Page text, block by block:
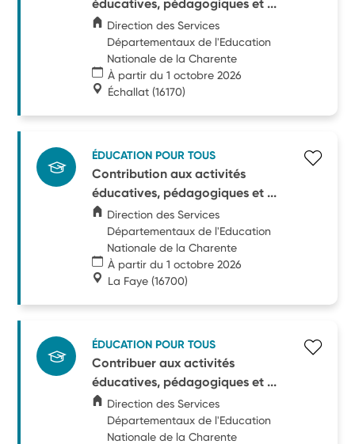
éducatives, pédagogiques et ...
Direction des Services
Départementaux de l'Education
Nationale de la Charente
À partir du 1 octobre 2026
Échallat (16170)
ÉDUCATION POUR TOUS
Contribution aux activités
éducatives, pédagogiques et ...
Direction des Services
Départementaux de l'Education
Nationale de la Charente
À partir du 1 octobre 2026
La Faye (16700)
ÉDUCATION POUR TOUS
Contribuer aux activités
éducatives, pédagogiques et ...
Direction des Services
Départementaux de l'Education
Nationale de la Charente